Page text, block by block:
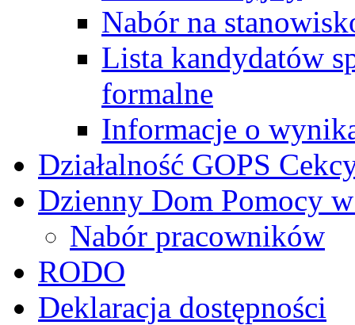
Nabór na
Lista kandydatów
formalne
Informacje o
Działalność GOPS
Dzienny Dom Pomocy
Nabór pracowników
RODO
Deklaracja dostępności